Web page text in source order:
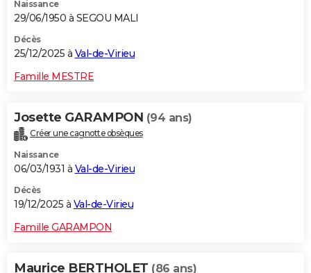
Naissance
29/06/1950 à SEGOU MALI
Décès
25/12/2025 à Val-de-Virieu
Famille MESTRE
Josette GARAMPON (94 ans)
Créer une cagnotte obsèques
Naissance
06/03/1931 à Val-de-Virieu
Décès
19/12/2025 à Val-de-Virieu
Famille GARAMPON
Maurice BERTHOLET (86 ans)